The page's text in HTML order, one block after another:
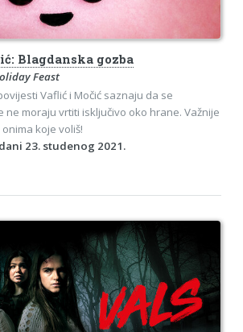
Blagdanska gozba
Feast
Vaflić i Močić saznaju da se
ne moraju vrtiti isključivo oko hrane. Važnije
koje voliš!
23. studenog 2021.